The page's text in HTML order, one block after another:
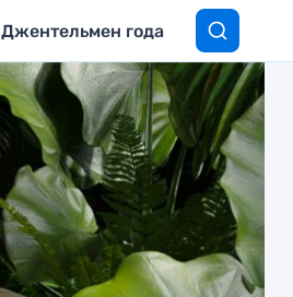
Джентельмен года